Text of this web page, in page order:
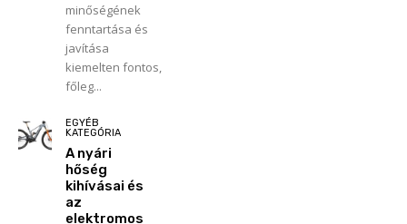
minőségének
fenntartása és
javítása
kiemelten fontos,
főleg...
EGYÉB
KATEGÓRIA
A nyári
hőség
kihívásai és
az
elektromos